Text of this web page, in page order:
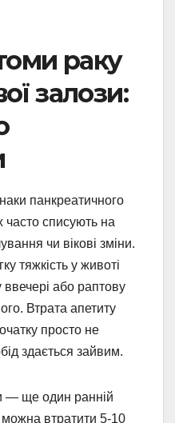
раку
залози:
панкреатичного
часто списують на
чи вікові зміни.
тяжкість у животі
ввечері або раптову
Втрата апетиту
просто не
здається зайвим.
— ще один ранній
можна втратити 5-10